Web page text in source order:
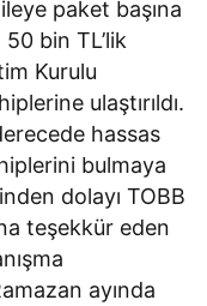
paket başına
bin TL’lik
Kurulu
ulaştırıldı.
hassas
bulmaya
dolayı TOBB
teşekkür eden
ayında